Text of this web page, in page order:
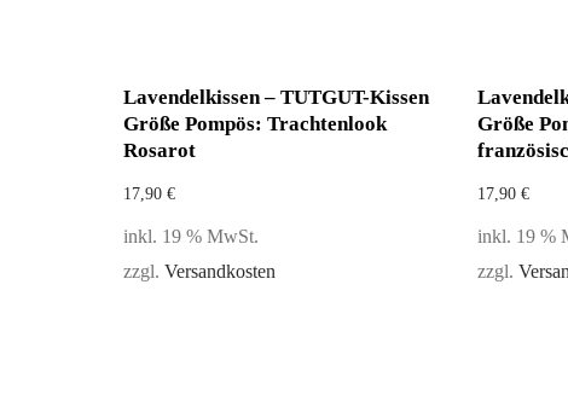
Lavendelkissen – TUTGUT-Kissen
Größe Pompös: Trachtenlook
Rosarot
17,90 €
inkl. 19 % MwSt.
zzgl. Versandkosten
Größe
17,90 €
inkl. 19 %
zzgl.